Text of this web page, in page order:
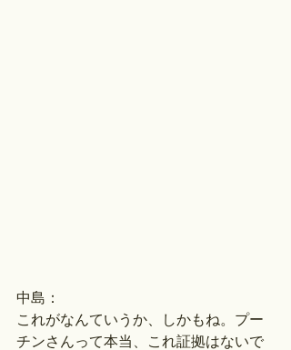
中島：
これがなんていうか、しかもね。プー
チンさんって本当、これ証拠はないで